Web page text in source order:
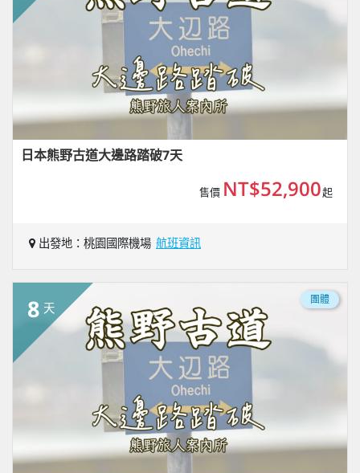
日本熊野古道大邊路踏破7天
售價 NT$52,900起
出發地：桃園國際機場 航班資訊
8 天
團體